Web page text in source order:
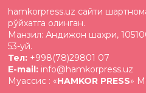
hamkorpress.uz сайти
рўйхатга олинган.
Манзил: Андижон шаҳри,
53-уй.
Тел: +998(78)29801 07
E-mail: info@hamkorpress.uz
Муассис : «HAMKOR PRESS»